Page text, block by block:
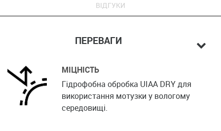
ВІДГУКИ
ПЕРЕВАГИ
МІЦНІСТЬ
Гідрофобна обробка UIAA DRY для
використання мотузки у вологому
середовищі.